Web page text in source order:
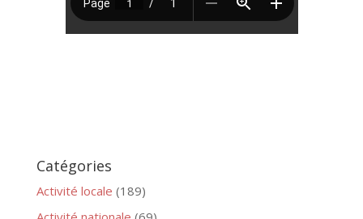
Catégories
Activité locale (189)